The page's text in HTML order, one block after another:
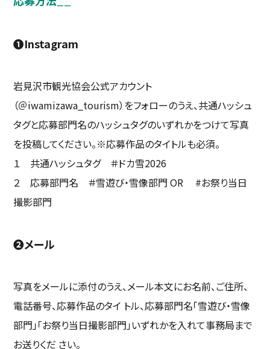
❶Instagram
岩見沢市観光協会公式アカウント
（＠iwamizawa_tourism）をフォローのうえ、共通ハッシュ
タグと応募部門名のハッシュタグのいずれかをつけて写真
を投稿してください。※応募作品のタイトルも必須。
１ 共通ハッシュタグ ＃ドカ雪2026
２ 応募部門名 ＃雪遊び・雪像部門 OR #お祭り当日
撮影部門
❷メール
写真をメールに添付のうえ、メール本文にお名前、ご住所、
電話番号、応募作品のタイ トル、応募部門名「雪遊び・雪像
部門」「お祭り当日撮影部門」いずれかを入れて事務局まで
お送りくだ さい。